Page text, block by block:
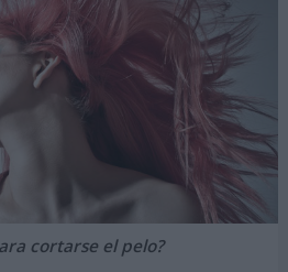
cortarse el pelo?